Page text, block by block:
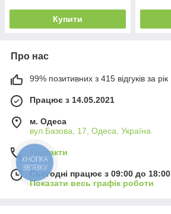
Купити
Про нас
99% позитивних з 415 відгуків за рік
Працює з 14.05.2021
м. Одеса
вул.Базова, 17, Одеса, Україна
Контакти
Сьогодні працює з 09:00 до 18:00
Показати весь графік роботи
КНОПКА
ЗВ'ЯЗКУ